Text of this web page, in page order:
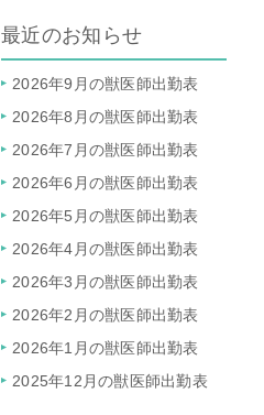
最近のお知らせ
2026年9月の獣医師出勤表
2026年8月の獣医師出勤表
2026年7月の獣医師出勤表
2026年6月の獣医師出勤表
2026年5月の獣医師出勤表
2026年4月の獣医師出勤表
2026年3月の獣医師出勤表
2026年2月の獣医師出勤表
2026年1月の獣医師出勤表
2025年12月の獣医師出勤表